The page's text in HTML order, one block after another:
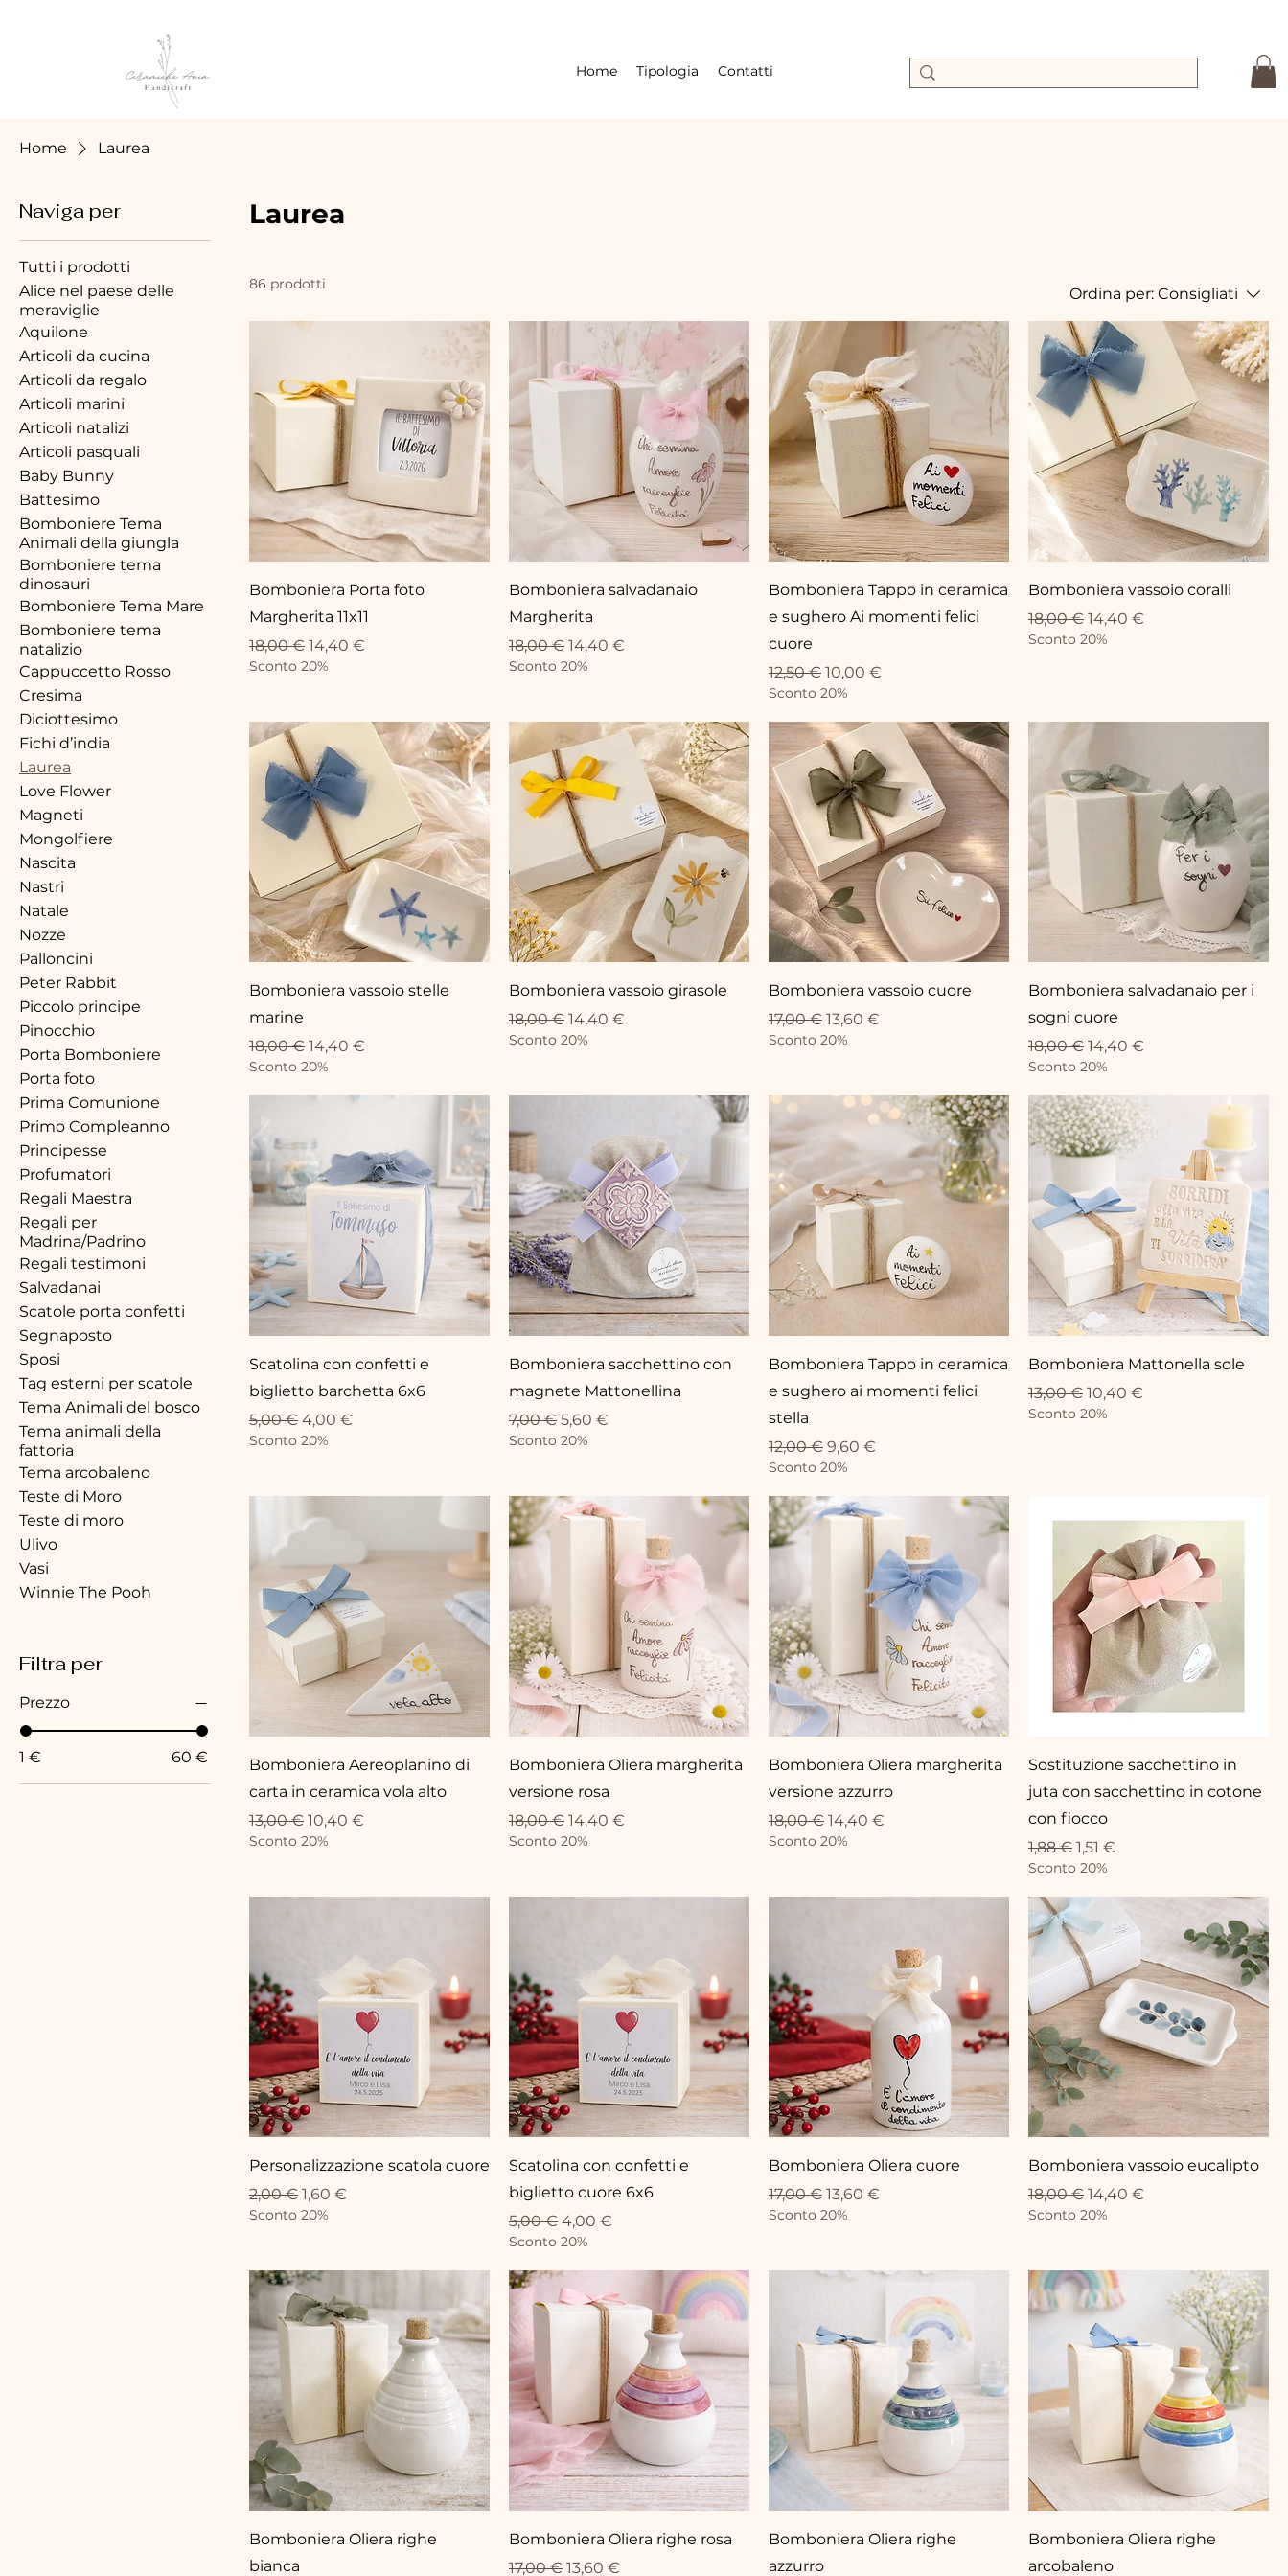
Home Tipologia Contatti
Home Laurea
Naviga per
Tutti i prodotti
Alice nel paese delle
meraviglie
Aquilone
Articoli da cucina
Articoli da regalo
Articoli marini
Articoli natalizi
Articoli pasquali
Baby Bunny
Battesimo
Bomboniere Tema
Animali della giungla
Bomboniere tema
dinosauri
Bomboniere Tema Mare
Bomboniere tema
natalizio
Cappuccetto Rosso
Cresima
Diciottesimo
Fichi d’india
Laurea
Love Flower
Magneti
Mongolfiere
Nascita
Nastri
Natale
Nozze
Palloncini
Peter Rabbit
Piccolo principe
Pinocchio
Porta Bomboniere
Porta foto
Prima Comunione
Primo Compleanno
Principesse
Profumatori
Regali Maestra
Regali per
Madrina/Padrino
Regali testimoni
Salvadanai
Scatole porta confetti
Segnaposto
Sposi
Tag esterni per scatole
Tema Animali del bosco
Tema animali della
fattoria
Tema arcobaleno
Teste di Moro
Teste di moro
Ulivo
Vasi
Winnie The Pooh
Filtra per
Prezzo
1 € 60 €
Laurea
86 prodotti
Ordina per: Consigliati
Bomboniera Porta foto
Margherita 11x11
Prezzo regolare
18,00 € Prezzo scontato
14,40 €
Sconto 20%
Bomboniera salvadanaio
Margherita
Prezzo regolare
18,00 € Prezzo scontato
14,40 €
Sconto 20%
Bomboniera Tappo in ceramica
e sughero Ai momenti felici
cuore
Prezzo regolare
12,50 € Prezzo scontato
10,00 €
Sconto 20%
Bomboniera vassoio coralli
Prezzo regolare
18,00 € Prezzo scontato
14,40 €
Sconto 20%
Bomboniera vassoio stelle
marine
Prezzo regolare
18,00 € Prezzo scontato
14,40 €
Sconto 20%
Bomboniera vassoio girasole
Prezzo regolare
18,00 € Prezzo scontato
14,40 €
Sconto 20%
Bomboniera vassoio cuore
Prezzo regolare
17,00 € Prezzo scontato
13,60 €
Sconto 20%
Bomboniera salvadanaio per i
sogni cuore
Prezzo regolare
18,00 € Prezzo scontato
14,40 €
Sconto 20%
Scatolina con confetti e
biglietto barchetta 6x6
Prezzo regolare
5,00 € Prezzo scontato
4,00 €
Sconto 20%
Bomboniera sacchettino con
magnete Mattonellina
Prezzo regolare
7,00 € Prezzo scontato
5,60 €
Sconto 20%
Bomboniera Tappo in ceramica
e sughero ai momenti felici
stella
Prezzo regolare
12,00 € Prezzo scontato
9,60 €
Sconto 20%
Bomboniera Mattonella sole
Prezzo regolare
13,00 € Prezzo scontato
10,40 €
Sconto 20%
Bomboniera Aereoplanino di
carta in ceramica vola alto
Prezzo regolare
13,00 € Prezzo scontato
10,40 €
Sconto 20%
Bomboniera Oliera margherita
versione rosa
Prezzo regolare
18,00 € Prezzo scontato
14,40 €
Sconto 20%
Bomboniera Oliera margherita
versione azzurro
Prezzo regolare
18,00 € Prezzo scontato
14,40 €
Sconto 20%
Sostituzione sacchettino in
juta con sacchettino in cotone
con fiocco
Prezzo regolare
1,88 € Prezzo scontato
1,51 €
Sconto 20%
Personalizzazione scatola cuore
Prezzo regolare
2,00 € Prezzo scontato
1,60 €
Sconto 20%
Scatolina con confetti e
biglietto cuore 6x6
Prezzo regolare
5,00 € Prezzo scontato
4,00 €
Sconto 20%
Bomboniera Oliera cuore
Prezzo regolare
17,00 € Prezzo scontato
13,60 €
Sconto 20%
Bomboniera vassoio eucalipto
Prezzo regolare
18,00 € Prezzo scontato
14,40 €
Sconto 20%
Bomboniera Oliera righe
bianca
Bomboniera Oliera righe rosa
Prezzo regolare
17,00 € Prezzo scontato
13,60 €
Bomboniera Oliera righe
azzurro
Bomboniera Oliera righe
arcobaleno